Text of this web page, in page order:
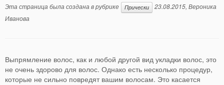
Эта страница была создана в рубрике Прически 23.08.2015, Вероника
Иванова
Выпрямление волос, как и любой другой вид укладки волос, это
не очень здорово для волос. Однако есть несколько процедур,
которые не сильно повредят вашим волосам. Это касается